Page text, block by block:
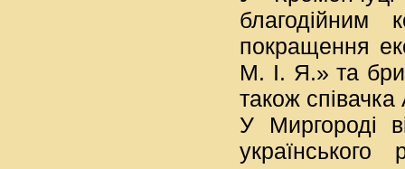
благодійним
покращення
М. І. Я.» та
також
У Миргороді